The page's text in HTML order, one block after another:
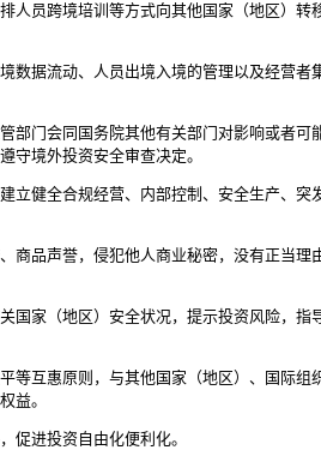
员跨境培训等方式向其他国家（地区）
据流动、人员出境入境的管理以及经营
门会同国务院其他有关部门对影响或者
守境外投资安全审查决定。
健全合规经营、内部控制、安全生产、
品声誉，侵犯他人商业秘密，没有正当
家（地区）安全状况，提示投资风险，
互惠原则，与其他国家（地区）、国际
益。
促进投资自由化便利化。